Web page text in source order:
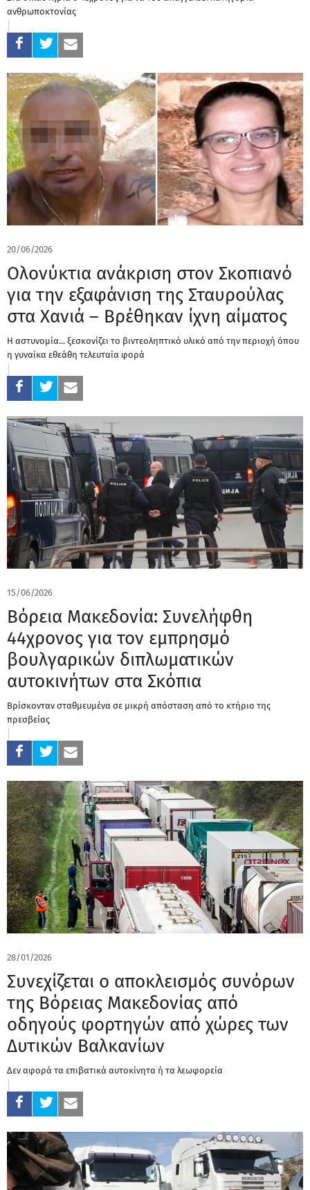
ανθρωποκτονίας
20/06/2026
Ολονύκτια ανάκριση στον Σκοπιανό
για την εξαφάνιση της Σταυρούλας
στα Χανιά – Βρέθηκαν ίχνη αίματος
Η αστυνομία... ξεσκονίζει το βιντεοληπτικό υλικό από την περιοχή όπου
η γυναίκα εθεάθη τελευταία φορά
15/06/2026
Βόρεια Μακεδονία: Συνελήφθη
44χρονος για τον εμπρησμό
βουλγαρικών διπλωματικών
αυτοκινήτων στα Σκόπια
Bρίσκονταν σταθμευμένα σε μικρή απόσταση από το κτήριο της
πρεσβείας
28/01/2026
Συνεχίζεται ο αποκλεισμός συνόρων
της Βόρειας Μακεδονίας από
οδηγούς φορτηγών από χώρες των
Δυτικών Βαλκανίων
Δεν αφορά τα επιβατικά αυτοκίνητα ή τα λεωφορεία